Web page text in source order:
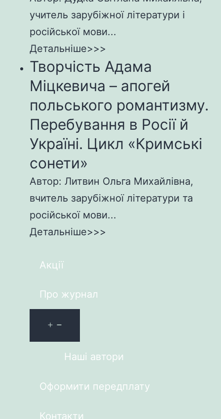
учитель зарубіжної літератури і
російської мови...
Детальніше>>>
Творчість Адама
Міцкевича – апогей
польського романтизму.
Перебування в Росії й
Україні. Цикл «Кримські
сонети»
Автор: Литвин Ольга Михайлівна,
вчитель зарубіжної літератури та
російської мови...
Детальніше>>>
Акції
Про журнал
Наші автори
Оформити передплату
Контакти